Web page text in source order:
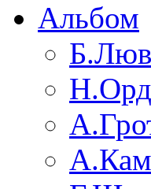
Альбом